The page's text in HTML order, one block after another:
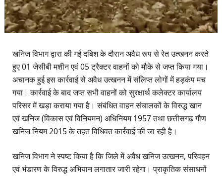
खनिज विभाग द्वारा की गई दबिश के दौरान अवैध रूप से रेत उत्खनन करते
हुए 01 जेसीबी मशीन एवं 05 ट्रैक्टर वाहनों को मौके से जप्त किया गया।
अचानक हुई इस कार्रवाई से अवैध उत्खनन में संलिप्त लोगों में हड़कंप मच
गया। कार्रवाई के बाद जप्त सभी वाहनों को सुरक्षार्थ कलेक्टर कार्यालय
परिसर में खड़ा कराया गया है। संबंधित वाहन संचालकों के विरुद्ध खान
एवं खनिज (विकास एवं विनियमन) अधिनियम 1957 तथा छत्तीसगढ़ गौण
खनिज नियम 2015 के तहत विधिवत कार्रवाई की जा रही है।
खनिज विभाग ने स्पष्ट किया है कि जिले में अवैध खनिज उत्खनन, परिवहन
एवं भंडारण के विरुद्ध अभियान लगातार जारी रहेगा। प्राकृतिक संसाधनों